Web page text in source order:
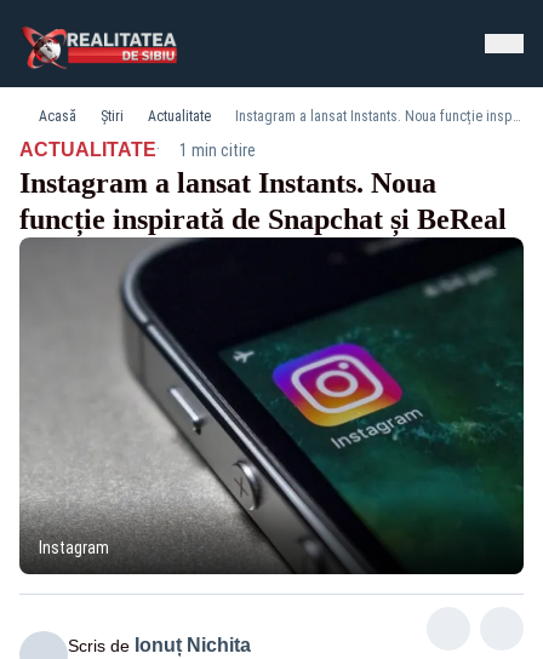
Acasă Știri Actualitate Instagram a lansat Instants. Noua funcție inspirată de Snapchat și BeReal
ACTUALITATE· 1 min citire
Instagram a lansat Instants. Noua
funcție inspirată de Snapchat și BeReal
Instagram
Scris de Ionuț Nichita